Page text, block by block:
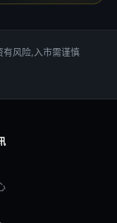
风险,入市需谨慎